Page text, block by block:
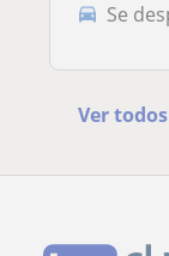
Se
Ver